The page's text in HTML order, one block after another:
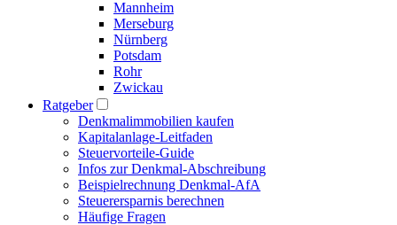
Mannheim
Merseburg
Nürnberg
Potsdam
Rohr
Zwickau
Ratgeber
Denkmalimmobilien kaufen
Kapitalanlage-Leitfaden
Steuervorteile-Guide
Infos zur Denkmal-Abschreibung
Beispielrechnung Denkmal-AfA
Steuerersparnis berechnen
Häufige Fragen